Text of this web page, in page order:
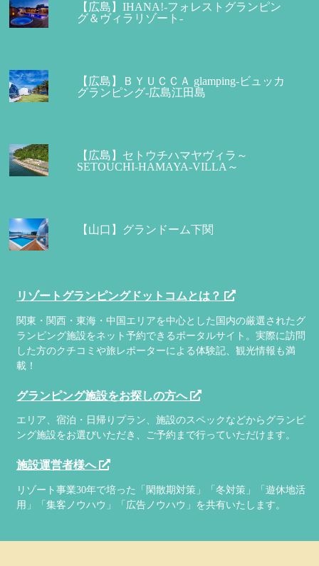
【広島】IHANA!-フォレストグランピン
グ＆ヴィラリゾート-
【広島】ＢＹＵＣＣＡ glamping-ビュッカ
グランピング-広島江田島
【広島】セトウチハマヤヴィラ～
SETOUCHI-HAMAYA-VILLA～
【山口】グランドーム下関
リゾートグランピングドットコムとは？
関東・関西・東海・中国エリアを中心とした国内の厳選されたグ
ランピング施設をネット予約できるポータルサイト。実際に訪問
した方のクチコミや旅レポーターによる体験記、観光情報も満
載！
グランピング施設をお探しの方へ
エリア、宿泊・日帰りプラン、施設のスペックなどからグランピ
ング施設をお選びいただき、ご予約まで行っていただけます。
施設運営者様へ
リゾート事業30年で培った「閑散期対策」「冬対策」「遊休地活
用」「集客ノウハウ」「広告ノウハウ」を共有いたします。